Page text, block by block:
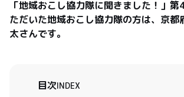
「地域おこし協力隊に聞きました！」
ただいた地域おこし協力隊の方は、京都
太さんです。
目次INDEX